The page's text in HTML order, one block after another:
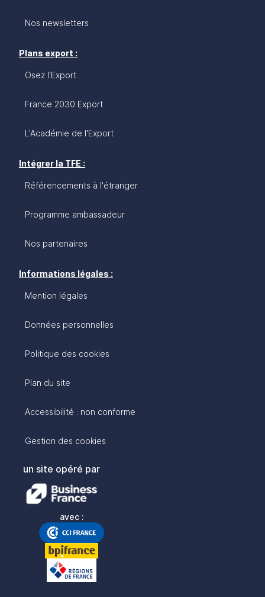
Nos newsletters
Plans export :
Osez l'Export
France 2030 Export
L'Académie de l'Export
Intégrer la TFE :
Référencements à l'étranger
Programme ambassadeur
Nos partenaires
Informations légales :
Mention légales
Données personnelles
Politique des cookies
Plan du site
Accessibilité : non conforme
Gestion des cookies
un site opéré par
avec :